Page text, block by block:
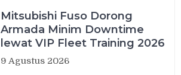
Mitsubishi Fuso Dorong
Armada Minim Downtime
lewat VIP Fleet Training 2026
9 Agustus 2026